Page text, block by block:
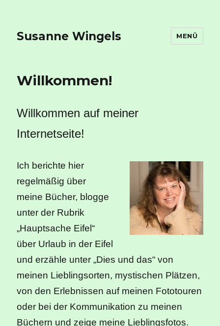
Susanne Wingels MENÜ
Willkommen!
Willkommen auf meiner
Internetseite!
Ich berichte hier
regelmäßig über
meine Bücher, blogge
unter der Rubrik
„Hauptsache Eifel“
über Urlaub in der Eifel
und erzähle unter „Dies und das“ von
meinen Lieblingsorten, mystischen Plätzen,
von den Erlebnissen auf meinen Fototouren
oder bei der Kommunikation zu meinen
Büchern und zeige meine Lieblingsfotos.